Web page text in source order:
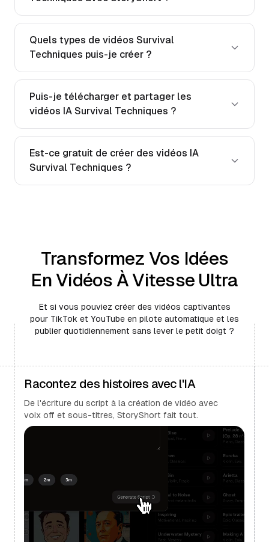
Quels types de vidéos Survival
Techniques puis-je créer ?
Puis-je télécharger et partager les
vidéos IA Survival Techniques ?
Est-ce gratuit de créer des vidéos IA
Survival Techniques ?
Transformez Vos Idées
En Vidéos À Vitesse Ultra
Et si vous pouviez créer des vidéos captivantes
pour TikTok et YouTube en pilote automatique et les
publier quotidiennement sans lever le petit doigt ?
Racontez des histoires avec l'IA
De l'écriture du script à la création de vidéo avec
voix off et sous-titres, StoryShort fait tout.